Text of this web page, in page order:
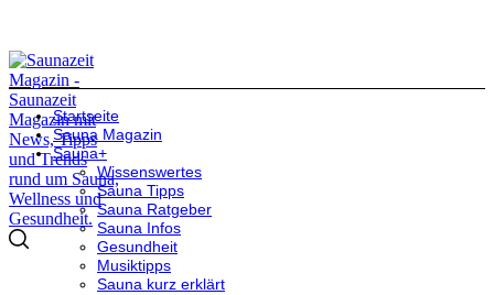
Startseite
Sauna Magazin
Sauna+
Wissenswertes
Sauna Tipps
Sauna Ratgeber
Sauna Infos
Gesundheit
Musiktipps
Sauna kurz erklärt